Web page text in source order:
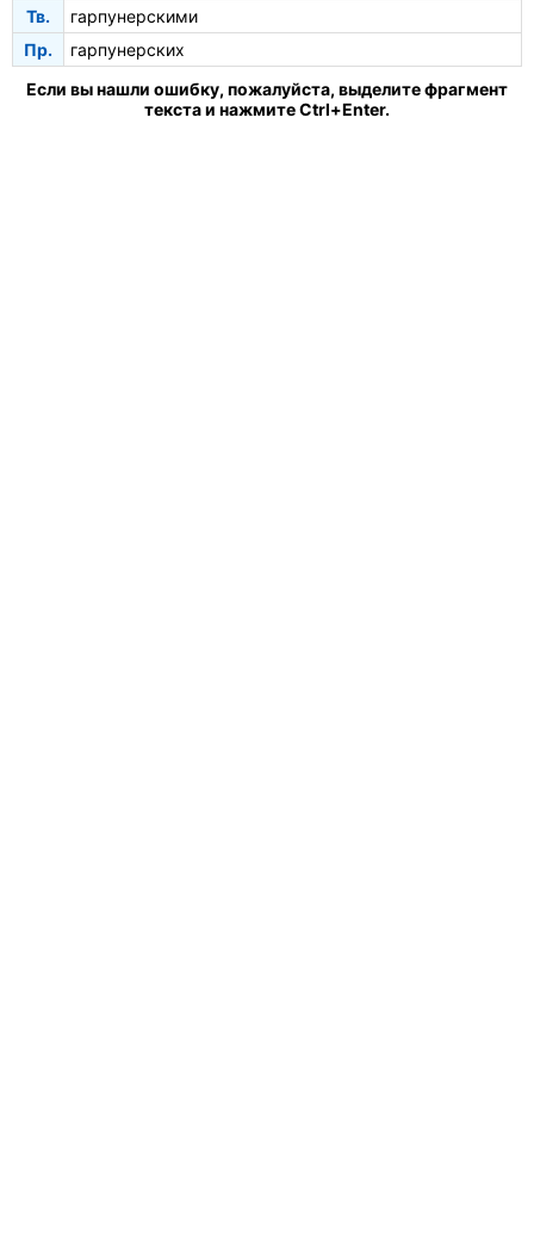
Тв.
гарпунерскими
Пр.
гарпунерских
Если вы нашли ошибку, пожалуйста, выделите фрагмент
текста и нажмите Ctrl+Enter.